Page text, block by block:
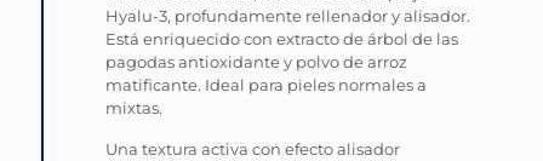
Hyalu-3, profundamente rellenador y alisador.
Está enriquecido con extracto de árbol de las
pagodas antioxidante y polvo de arroz
matificante. Ideal para pieles normales a
mixtas.
Una textura activa con efecto alisador